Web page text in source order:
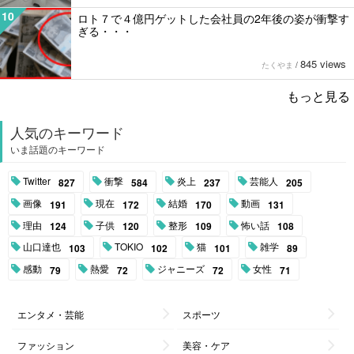
10
ロト７で４億円ゲットした会社員の2年後の姿が衝撃す
ぎる・・・
たくやま / 845 views
もっと見る
人気のキーワード
いま話題のキーワード
Twitter 827 衝撃 584 炎上 237 芸能人 205
画像 191 現在 172 結婚 170 動画 131
理由 124 子供 120 整形 109 怖い話 108
山口達也 103 TOKIO 102 猫 101 雑学 89
感動 79 熱愛 72 ジャニーズ 72 女性 71
エンタメ・芸能 スポーツ
ファッション 美容・ケア